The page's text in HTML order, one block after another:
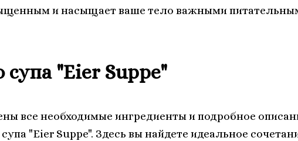
и насыщает ваше тело важными
супа "Eier Suppe"
все необходимые ингредиенты и подробное
"Eier Suppe". Здесь вы найдете идеальное